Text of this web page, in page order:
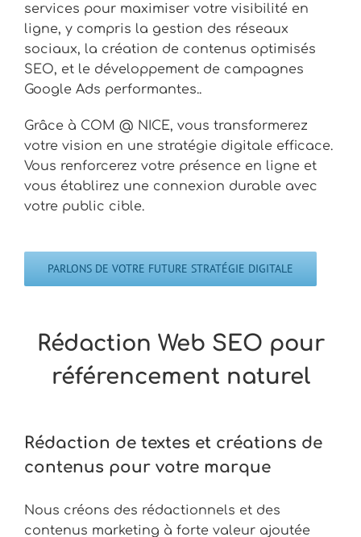
services pour maximiser votre visibilité en
ligne, y compris la gestion des réseaux
sociaux, la création de contenus optimisés
SEO, et le développement de campagnes
Google Ads performantes..
Grâce à COM @ NICE, vous transformerez
votre vision en une stratégie digitale efficace.
Vous renforcerez votre présence en ligne et
vous établirez une connexion durable avec
votre public cible.
PARLONS DE VOTRE FUTURE STRATÉGIE DIGITALE
Rédaction Web SEO pour
référencement naturel
Rédaction de textes et créations de
contenus pour votre marque
Nous créons des rédactionnels et des
contenus marketing à forte valeur ajoutée